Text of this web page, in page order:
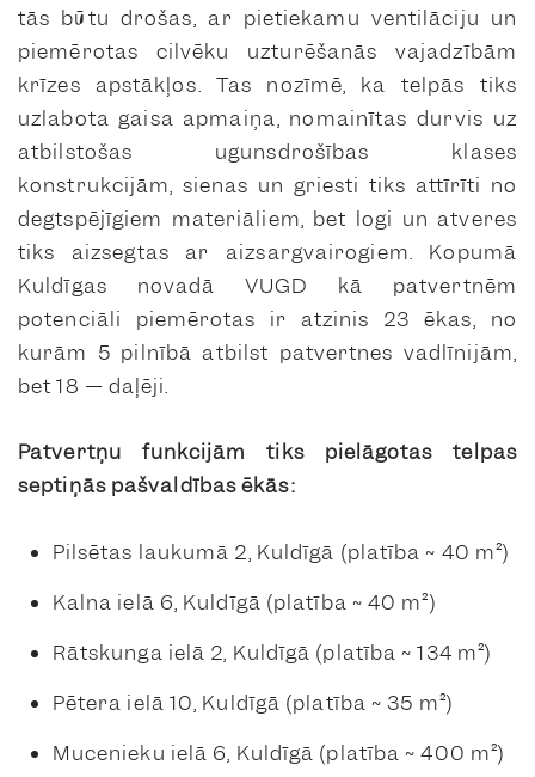
tās būtu drošas, ar pietiekamu ventilāciju un
piemērotas cilvēku uzturēšanās vajadzībām
krīzes apstākļos. Tas nozīmē, ka telpās tiks
uzlabota gaisa apmaiņa, nomainītas durvis uz
atbilstošas ugunsdrošības klases
konstrukcijām, sienas un griesti tiks attīrīti no
degtspējīgiem materiāliem, bet logi un atveres
tiks aizsegtas ar aizsargvairogiem. Kopumā
Kuldīgas novadā VUGD kā patvertnēm
potenciāli piemērotas ir atzinis 23 ēkas, no
kurām 5 pilnībā atbilst patvertnes vadlīnijām,
bet 18 — daļēji.
Patvertņu funkcijām tiks pielāgotas telpas
septiņās pašvaldības ēkās:
Pilsētas laukumā 2, Kuldīgā (platība ~ 40 m²)
Kalna ielā 6, Kuldīgā (platība ~ 40 m²)
Rātskunga ielā 2, Kuldīgā (platība ~ 134 m²)
Pētera ielā 10, Kuldīgā (platība ~ 35 m²)
Mucenieku ielā 6, Kuldīgā (platība ~ 400 m²)